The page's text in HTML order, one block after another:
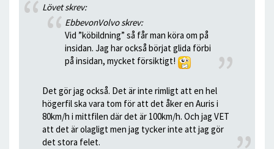
Lövet skrev:
EbbevonVolvo skrev:
Vid ”köbildning” så får man köra om på
insidan. Jag har också börjat glida förbi
på insidan, mycket försiktigt!
Det gör jag också. Det är inte rimligt att en hel
högerfil ska vara tom för att det åker en Auris i
80km/h i mittfilen där det är 100km/h. Och jag VET
att det är olagligt men jag tycker inte att jag gör
det stora felet.